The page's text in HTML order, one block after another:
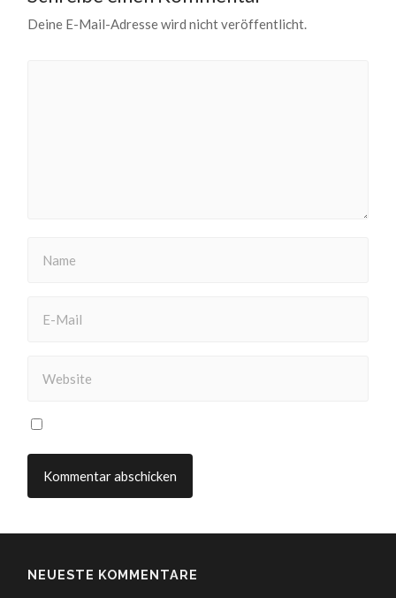
Deine E-Mail-Adresse wird nicht veröffentlicht.
NEUESTE KOMMENTARE